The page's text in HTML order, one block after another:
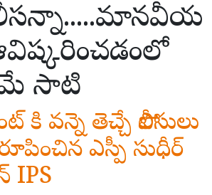
సాటి
కి వన్నె తెచ్చే పోలీసులు
ఎస్పీ సుధీర్
IPS